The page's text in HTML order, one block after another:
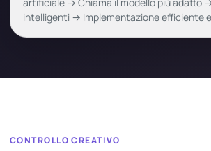
intelligenti → Implementazione efficiente
CONTROLLO CREATIVO